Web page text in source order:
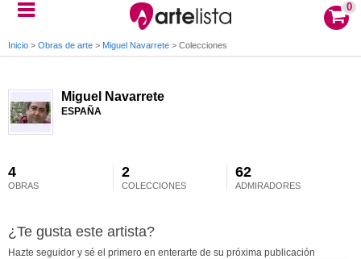
0
Inicio > Obras de arte > Miguel Navarrete > Colecciones
Miguel Navarrete
ESPAÑA
4
OBRAS
2
COLECCIONES
62
ADMIRADORES
¿Te gusta este artista?
Hazte seguidor y sé el primero en enterarte de su próxima publicación